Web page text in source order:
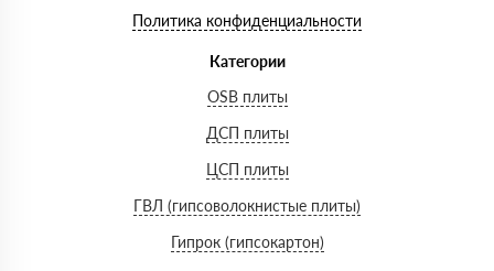
Политика конфиденциальности
Категории
OSB плиты
ДСП плиты
ЦСП плиты
ГВЛ (гипсоволокнистые плиты)
Гипрок (гипсокартон)